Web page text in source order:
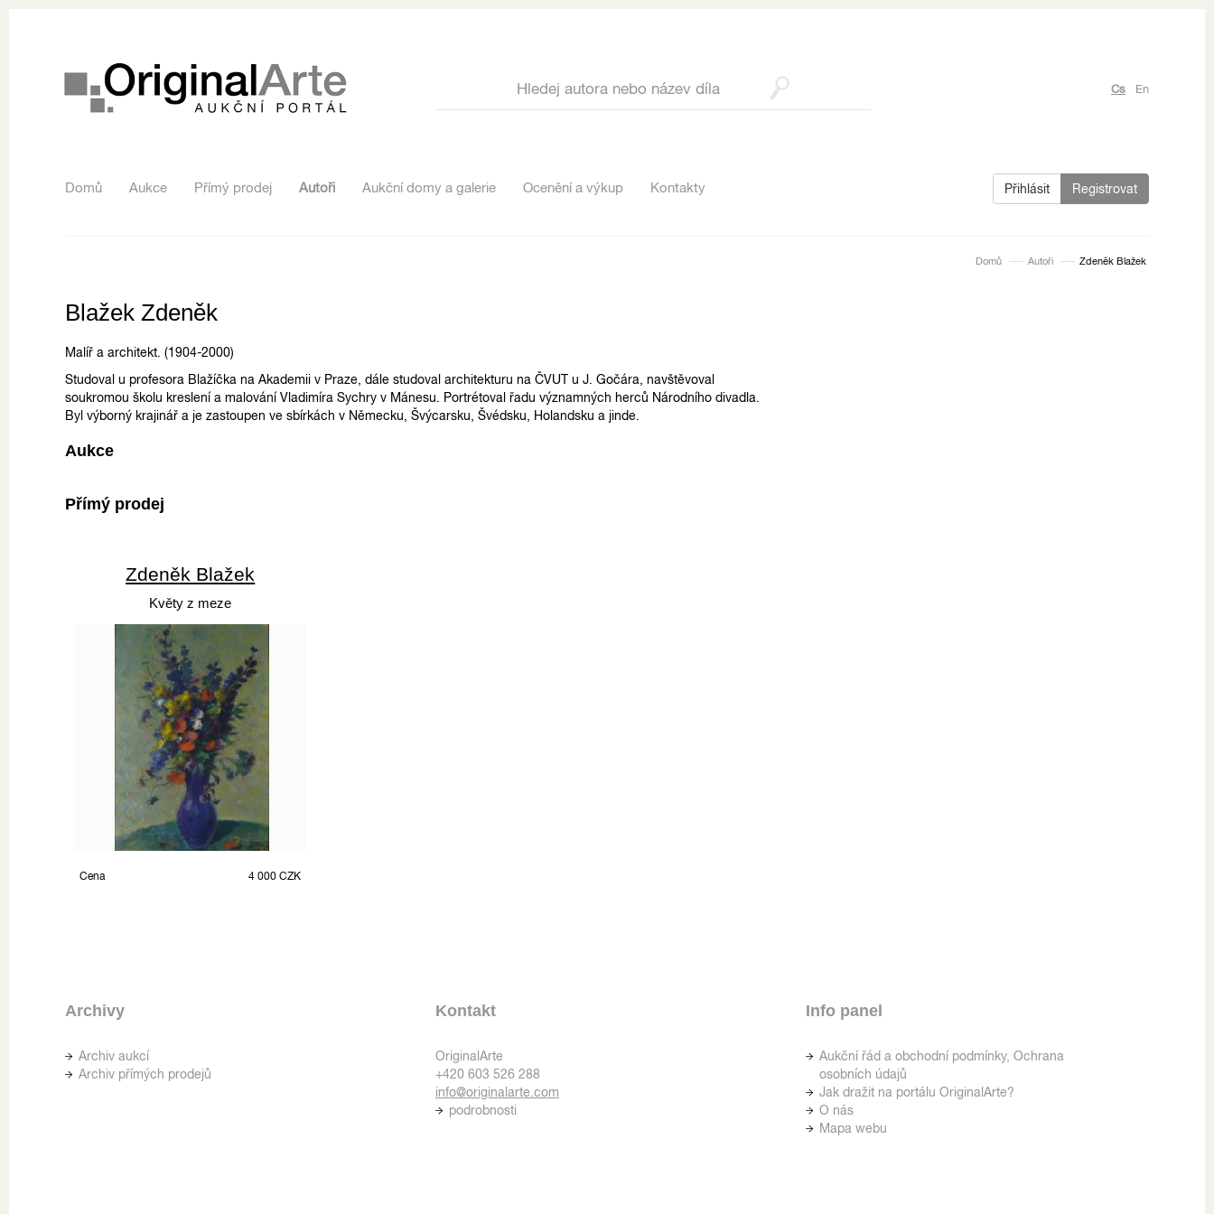
Cs En
Domů Aukce Přímý prodej Autoři Aukční domy a galerie Ocenění a výkup Kontakty Přihlásit Registrovat
Domů Autoři Zdeněk Blažek
Blažek Zdeněk
Malíř a architekt. (1904-2000)
Studoval u profesora Blažíčka na Akademii v Praze, dále studoval architekturu na ČVUT u J. Gočára, navštěvoval
soukromou školu kreslení a malování Vladimíra Sychry v Mánesu. Portrétoval řadu významných herců Národního divadla.
Byl výborný krajinář a je zastoupen ve sbírkách v Německu, Švýcarsku, Švédsku, Holandsku a jinde.
Aukce
Přímý prodej
Zdeněk Blažek
Květy z meze
Cena 4 000 CZK
Archivy
Archiv aukcí
Archiv přímých prodejů
Kontakt
OriginalArte
+420 603 526 288
info@originalarte.com
podrobnosti
Info panel
Aukční řád a obchodní podmínky, Ochrana
osobních údajů
Jak dražit na portálu OriginalArte?
O nás
Mapa webu